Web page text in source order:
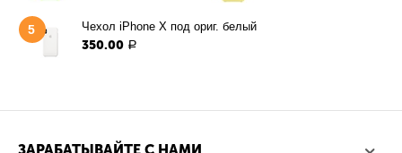
5 Чехол iPhone X под ориг. белый
350.00 Р